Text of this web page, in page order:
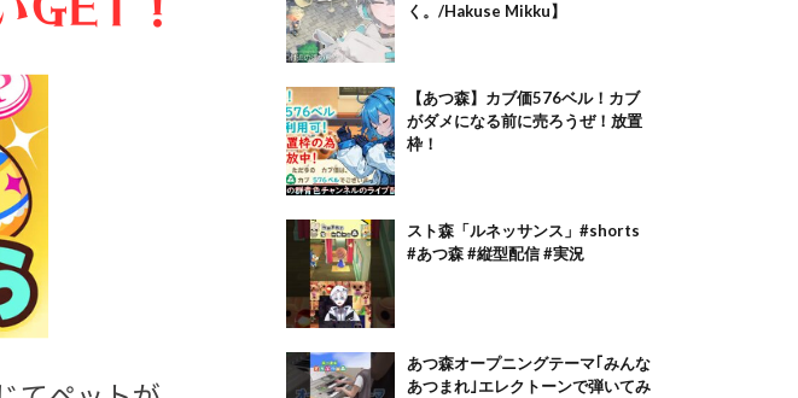
く。/Hakuse Mikku】
【あつ森】カブ価576ベル！カブ
がダメになる前に売ろうぜ！放置
枠！
スト森「ルネッサンス」#shorts
#あつ森 #縦型配信 #実況
あつ森オープニングテーマ｢みんな
あつまれ｣エレクトーンで弾いてみ